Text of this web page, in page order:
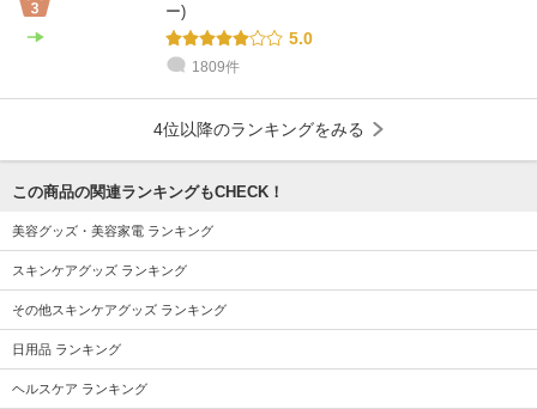
ー)
5.0
1809件
4位以降のランキングをみる
この商品の関連ランキングもCHECK！
美容グッズ・美容家電 ランキング
スキンケアグッズ ランキング
その他スキンケアグッズ ランキング
日用品 ランキング
ヘルスケア ランキング